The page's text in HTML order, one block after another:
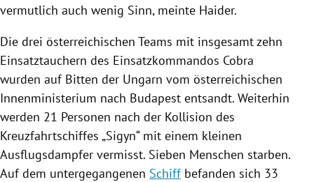
vermutlich auch wenig Sinn, meinte Haider.
Die drei österreichischen Teams mit insgesamt zehn
Einsatztauchern des Einsatzkommandos Cobra
wurden auf Bitten der Ungarn vom österreichischen
Innenministerium nach Budapest entsandt. Weiterhin
werden 21 Personen nach der Kollision des
Kreuzfahrtschiffes „Sigyn“ mit einem kleinen
Ausflugsdampfer vermisst. Sieben Menschen starben.
Auf dem untergegangenen Schiffbefanden sich 33